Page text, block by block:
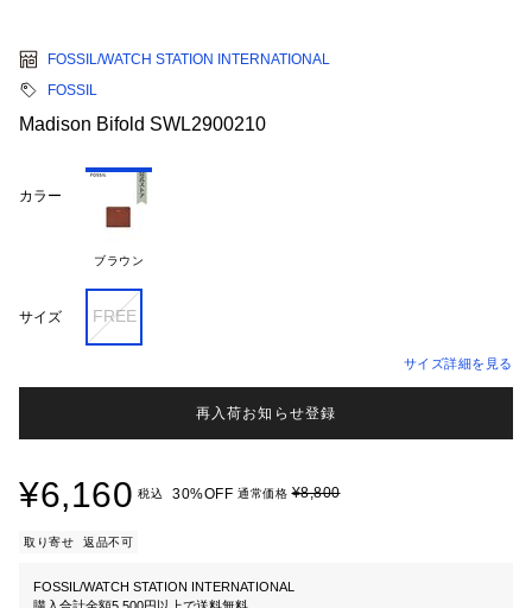
FOSSIL/WATCH STATION INTERNATIONAL
FOSSIL
Madison Bifold SWL2900210
カラー
ブラウン
サイズ FREE
サイズ詳細を見る
再入荷お知らせ登録
¥6,160 税込 30%OFF 通常価格¥8,800
取り寄せ 返品不可
FOSSIL/WATCH STATION INTERNATIONAL